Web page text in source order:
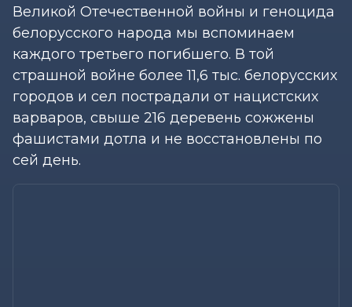
Великой Отечественной войны и геноцида
белорусского народа мы вспоминаем
каждого третьего погибшего. В той
страшной войне более 11,6 тыс. белорусских
городов и сел пострадали от нацистских
варваров, свыше 216 деревень сожжены
фашистами дотла и не восстановлены по
сей день.